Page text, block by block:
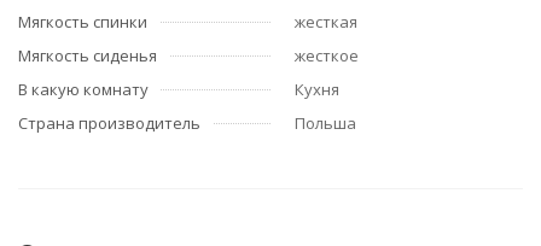
Мягкость спинки
жесткая
Мягкость сиденья
жесткое
В какую комнату
Кухня
Страна производитель
Польша